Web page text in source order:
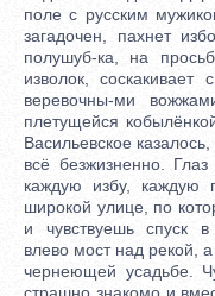
поле с русским
загадочен, пахнет
полушуб-ка, на
изволок,
веревочны-ми
плетущейся
Васильевское
всё безжизненно.
каждую избу, каждую
широкой улице, по
и чувствуешь спуск в
влево мост над рекой,
чернеющей усадьбе.
страшно знакомо и